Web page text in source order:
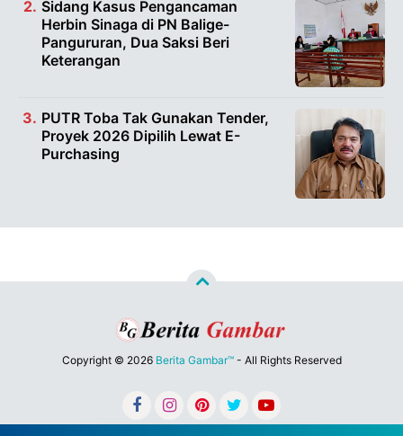
Sidang Kasus Pengancaman
Herbin Sinaga di PN Balige-
Pangururan, Dua Saksi Beri
Keterangan
PUTR Toba Tak Gunakan Tender,
Proyek 2026 Dipilih Lewat E-
Purchasing
Copyright © 2026 Berita Gambar™- All Rights Reserved